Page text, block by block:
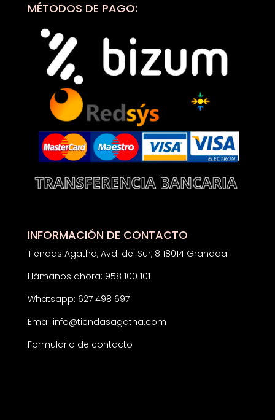
MÉTODOS DE PAGO:
INFORMACIÓN DE CONTACTO
Tiendas Agatha, Avd. del Sur, 8 18014 Granada
Llámanos ahora: 958 100 101
Whatsapp: 627 498 697
Email:info@tiendasagatha.com
Formulario de contacto